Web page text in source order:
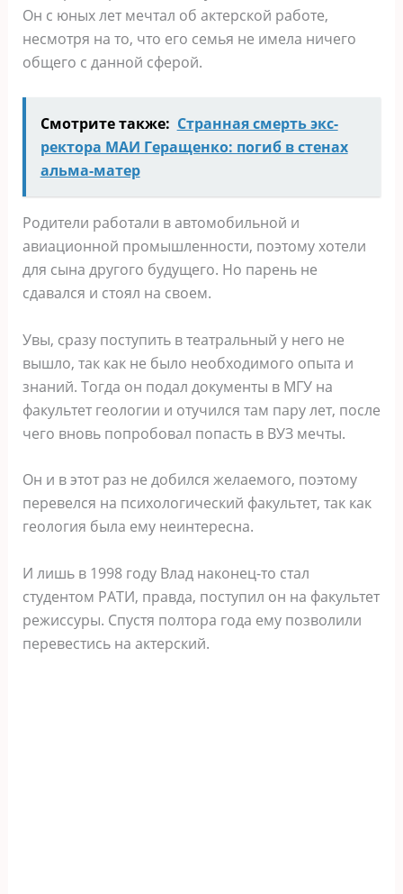
Он с юных лет мечтал об актерской работе,
несмотря на то, что его семья не имела ничего
общего с данной сферой.
Смотрите также: Странная смерть экс-
ректора МАИ Геращенко: погиб в стенах
альма-матер
Родители работали в автомобильной и
авиационной промышленности, поэтому хотели
для сына другого будущего. Но парень не
сдавался и стоял на своем.
Увы, сразу поступить в театральный у него не
вышло, так как не было необходимого опыта и
знаний. Тогда он подал документы в МГУ на
факультет геологии и отучился там пару лет, после
чего вновь попробовал попасть в ВУЗ мечты.
Он и в этот раз не добился желаемого, поэтому
перевелся на психологический факультет, так как
геология была ему неинтересна.
И лишь в 1998 году Влад наконец-то стал
студентом РАТИ, правда, поступил он на факультет
режиссуры. Спустя полтора года ему позволили
перевестись на актерский.